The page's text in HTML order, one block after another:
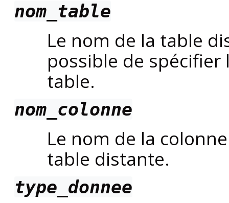
nom_table
Le nom de la table
possible de
table.
nom_colonne
Le nom de la
table distante.
type_donnee